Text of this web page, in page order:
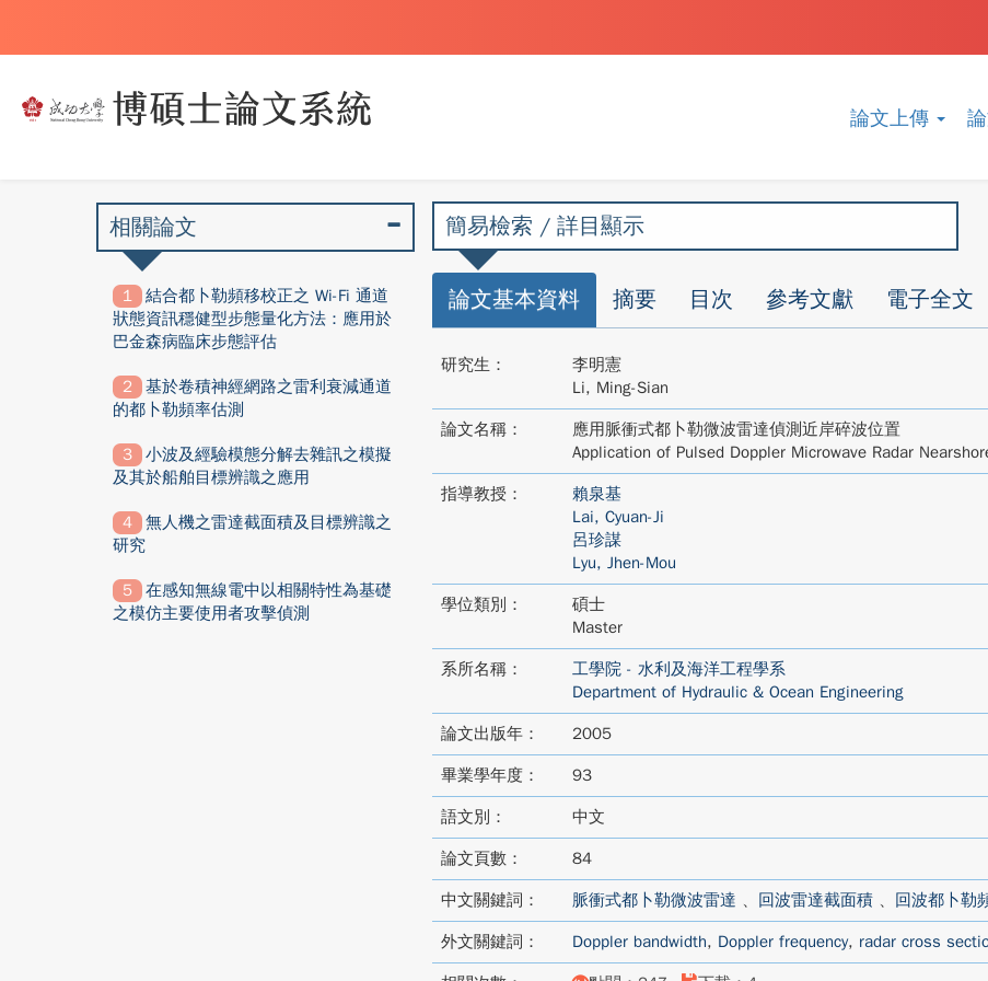
論文上傳
簡易檢索 / 詳目顯示
論文基本資料 摘要 目次 參考文獻 電子全文
研究生：
李明憲
Li, Ming-Sian
論文名稱：
應用脈衝式都卜勒微波雷達偵測近岸碎波位置
Application of Pulsed Doppler Microwave Radar
指導教授：
賴泉基
Lai, Cyuan-Ji
呂珍謀
Lyu, Jhen-Mou
學位類別：
碩士
Master
系所名稱：
工學院 - 水利及海洋工程學系
Department of Hydraulic & Ocean Engineering
論文出版年： 2005
畢業學年度： 93
語文別： 中文
論文頁數： 84
中文關鍵詞： 脈衝式都卜勒微波雷達 、 回波雷達截面積、 回波都卜勒
外文關鍵詞： Doppler bandwidth, Doppler frequency, radar cross
相關論文
結合都卜勒頻移校正之 Wi-Fi 通道
狀態資訊穩健型步態量化方法：應用於
巴金森病臨床步態評估
基於卷積神經網路之雷利衰減通道
的都卜勒頻率估測
小波及經驗模態分解去雜訊之模擬
及其於船舶目標辨識之應用
無人機之雷達截面積及目標辨識之
研究
在感知無線電中以相關特性為基礎
之模仿主要使用者攻擊偵測